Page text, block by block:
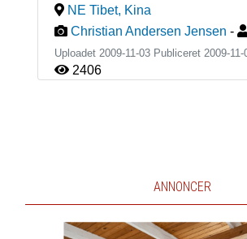
NE Tibet, Kina
Christian Andersen Jensen -
Uploadet 2009-11-03 Publiceret 2009-11-
2406
ANNONCER